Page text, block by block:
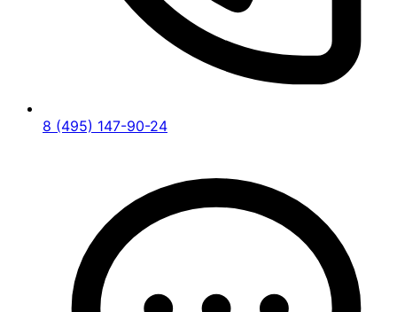
8 (495) 147-90-24